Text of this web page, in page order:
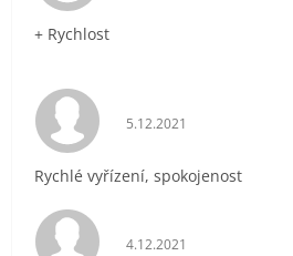
+ Rychlost
Hodnocení obchodu je
5.12.2021
Rychlé vyřízení, spokojenost
Hodnocení obchodu je
4.12.2021